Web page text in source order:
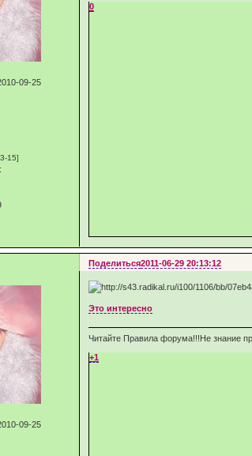
09-25
15]
0
Поделиться2011-06-29 20:13:12
09-25
Это интересно
Читайте Правила форума!!!Не знание
+1